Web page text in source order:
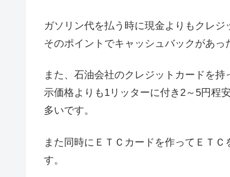
ガソリン代を払う時に現金よりもクレジ
そのポイントでキャッシュバックがあっ
また、石油会社のクレジットカードを
示価格よりも1リッターに付き2～5円程
多いです。
また同時にＥＴＣカードを作ってＥＴ
す。